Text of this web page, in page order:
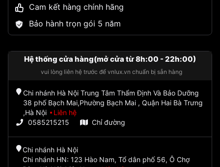
Cam kết hàng chính hãng
Bảo hành trọn gói 5 năm
Hệ thống cửa hàng(mở cửa từ 8h:00 - 22h:00)
vui lòng liên hệ trước để vnlux.vn chuẩn bị sẵn hàng
Chi nhánh Hà Nội Trung Tâm Thẩm Định Và Bảo Dưỡng
38 phố Bạch Mai,Phường Bạch Mai , Quận Hai Bà Trưng
,Hà Nội
Liên hệ
0585215215
Chỉ đường
Chi nhánh Hà Nội
Chi nhánh HN: 123 Hào Nam, Tổ dân phố 56, Ô Chợ